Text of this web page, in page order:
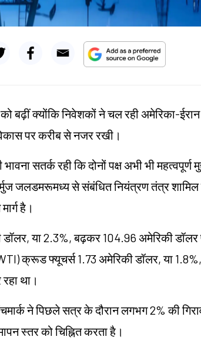
क्योंकि निवेशकों ने चल रही अमेरिका-ईरान
पर करीब से नजर रखी।
सतर्क रही कि दोनों पक्ष अभी भी महत्वपूर्ण
जलडमरूमध्य से संबंधित नियंत्रण तंत्र
है।
या 2.3%, बढ़कर 104.96 अमेरिकी डॉलर
क्रूड फ्यूचर्स 1.73 अमेरिकी डॉलर, या
था।
ने पिछले सत्र के दौरान लगभग 2% की
स्तर को चिह्नित करता है।